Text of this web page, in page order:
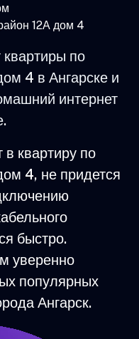
12А дом 4
по
4 в Ангарске и
интернет
в квартиру по
4, не придется
быстро.
уверенно
популярных
Ангарск.